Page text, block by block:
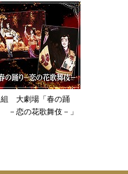
組 大劇場「春の踊
－恋の花歌舞伎－」